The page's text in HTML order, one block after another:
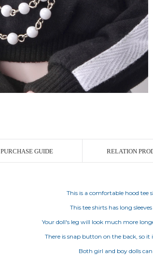
PURCHASE GUIDE RELATION
This is a comfortable hood tee
This tee shirts has long
Your doll's leg will look much more
There is snap button on the back, so it
Both girl and boy dolls